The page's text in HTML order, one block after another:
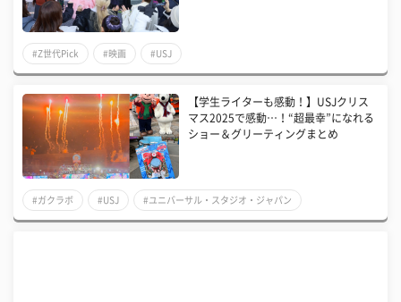
#Z世代Pick #映画 #USJ
【学生ライターも感動！】USJクリス
マス2025で感動…！“超最幸”になれる
ショー＆グリーティングまとめ
#ガクラボ #USJ #ユニバーサル・スタジオ・ジャパン